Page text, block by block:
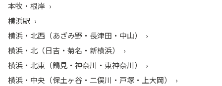
本牧・根岸
横浜駅
横浜・北西（あざみ野・長津田・中山）
横浜・北（日吉・菊名・新横浜）
横浜・北東（鶴見・神奈川・東神奈川）
横浜・中央（保土ヶ谷・二俣川・戸塚・上大岡）